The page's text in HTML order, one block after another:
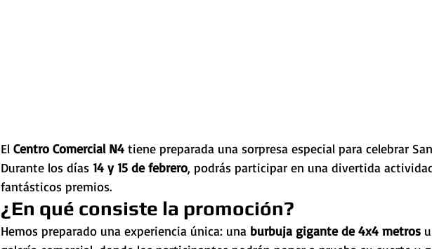
El Centro Comercial N4 tiene preparada una sorpresa especial para celebrar
Durante los días 14 y 15 de febrero, podrás participar en una divertida
fantásticos premios.
¿En qué consiste la promoción?
Hemos preparado una experiencia única: una burbuja gigante de 4x4 metros